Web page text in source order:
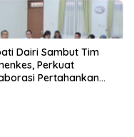
Dairi Sambut Tim
Perkuat
Pertahankan